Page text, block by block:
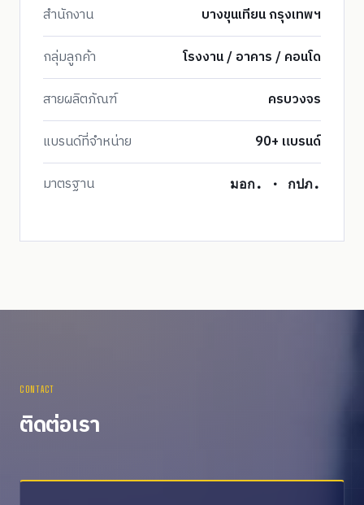
สำนักงาน
บางขุนเทียน กรุงเทพฯ
กลุ่มลูกค้า
โรงงาน / อาคาร / คอนโด
สายผลิตภัณฑ์
ครบวงจร
แบรนด์ที่จำหน่าย
90+ แบรนด์
มาตรฐาน
มอก. · กปภ.
CONTACT
ติดต่อเรา